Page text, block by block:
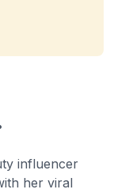
influencer
her viral